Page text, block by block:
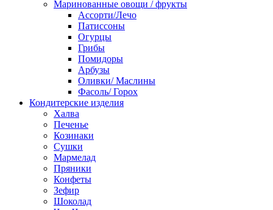
Маринованные овощи / фрукты
Ассорти/Лечо
Патиссоны
Огурцы
Грибы
Помидоры
Арбузы
Оливки/ Маслины
Фасоль/ Горох
Кондитерские изделия
Халва
Печенье
Козинаки
Сушки
Мармелад
Пряники
Конфеты
Зефир
Шоколад